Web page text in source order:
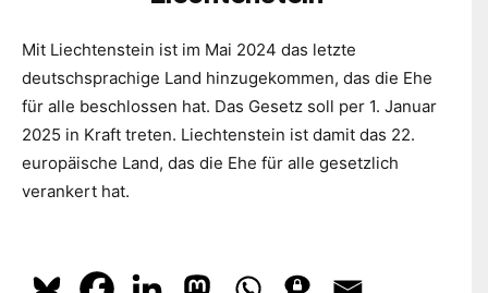
Mit Liechtenstein ist im Mai 2024 das letzte
deutschsprachige Land hinzugekommen, das die Ehe
für alle beschlossen hat. Das Gesetz soll per 1. Januar
2025 in Kraft treten. Liechtenstein ist damit das 22.
europäische Land, das die Ehe für alle gesetzlich
verankert hat.